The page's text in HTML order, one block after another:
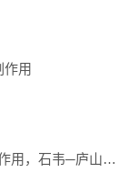
作用
石韦─庐山石韦的功效，石韦─庐山石韦的作用，石韦─庐山石韦的副作用